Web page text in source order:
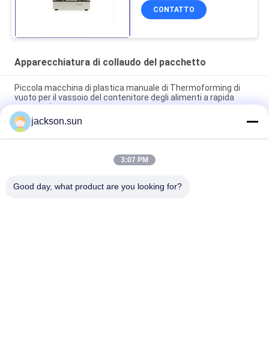
CONTATTO
Apparecchiatura di collaudo del pacchetto
Piccola macchina di plastica manuale di Thermoforming di
vuoto per il vassoio del contenitore degli alimenti a rapida
preparazione
Modanatura automatico del recipiente di plastica di velocità
veloce della macchina a iniezione della parete sottile
La macchina di prova di vibrazione della larga scala di ASTM
jackson.sun
3:07 PM
Good day, what product are you looking for?